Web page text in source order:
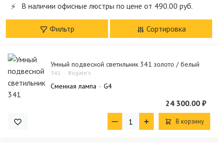
В наличии офисные люстры по цене от 490.00 руб.
Фильтр Сортировка
Умный подвесной светильник 341 золото / белый
341 Bogate's
Сменная лампа G4
24 300.00 ₽
В корзину